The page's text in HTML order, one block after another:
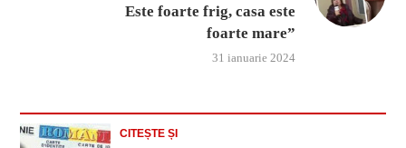
Este foarte frig, casa este
foarte mare”
31 ianuarie 2024
CITEȘTE ȘI